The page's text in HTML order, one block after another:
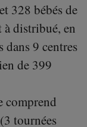
328 bébés de
distribué, en
9 centres
de 399
comprend
tournées